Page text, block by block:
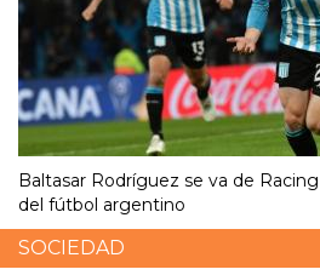
Baltasar Rodríguez se va de
del fútbol argentino
SOCIEDAD